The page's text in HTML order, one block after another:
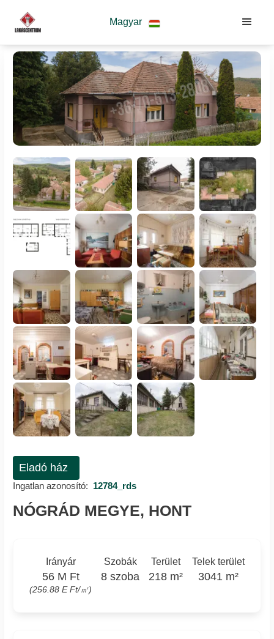
Magyar
Eladó ház
Ingatlan azonosító: 12784_rds
NÓGRÁD MEGYE, HONT
Irányár
56 M Ft
(256.88 E Ft/㎡)
Szobák
8 szoba
Terület
218 m²
Telek terület
3041 m²